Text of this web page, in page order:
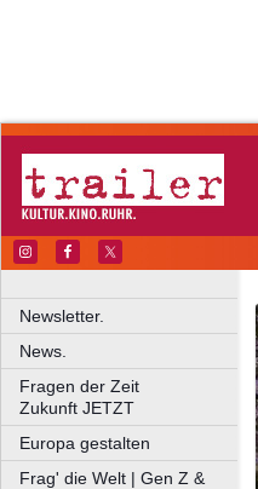
Newsletter.
News.
Fragen der Zeit
Zukunft JETZT
Europa gestalten
Frag' die Welt | Gen Z &